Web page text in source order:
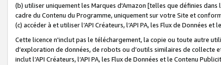
(b) utiliser uniquement les Marques d'Amazon [telles que définies dans
cadre du Contenu du Programme, uniquement sur votre Site et
(c) accéder à et utiliser l’API Créateurs, l’API PA, les Flux de Données
Cette licence n'inclut pas le téléchargement, la copie ou toute autre
d’exploration de données, de robots ou d’outils similaires de
inclut l’API Créateurs, l’API PA, les Flux de Données et le Contenu